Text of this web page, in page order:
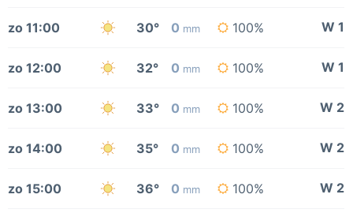
zo 11:00 30° 0 mm 100% W 1
zo 12:00 32° 0 mm 100% W 1
zo 13:00 33° 0 mm 100% W 2
zo 14:00 35° 0 mm 100% W 2
zo 15:00 36° 0 mm 100% W 2